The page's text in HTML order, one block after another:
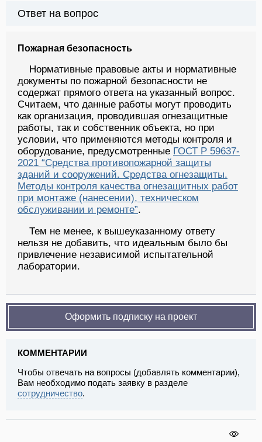
Ответ на вопрос
Пожарная безопасность
Нормативные правовые акты и нормативные
документы по пожарной безопасности не
содержат прямого ответа на указанный вопрос.
Считаем, что данные работы могут проводить
как организация, проводившая огнезащитные
работы, так и собственник объекта, но при
условии, что применяются методы контроля и
оборудование, предусмотренные ГОСТ Р 59637-
2021 “Средства противопожарной защиты
зданий и сооружений. Средства огнезащиты.
Методы контроля качества огнезащитных работ
при монтаже (нанесении), техническом
обслуживании и ремонте”.
Тем не менее, к вышеуказанному ответу
нельзя не добавить, что идеальным было бы
привлечение независимой испытательной
лаборатории.
Оформить подписку на проект
КОММЕНТАРИИ
Чтобы отвечать на вопросы (добавлять комментарии),
Вам необходимо подать заявку в разделе
сотрудничество.